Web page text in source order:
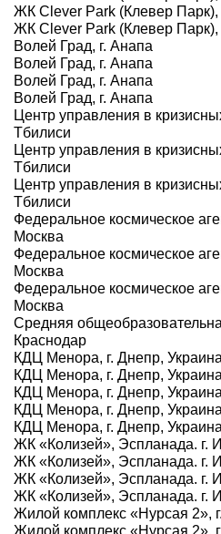
ЖК Clever Park (Клевер Парк),
ЖК Clever Park (Клевер Парк),
Волей Град, г. Анапа
Волей Град, г. Анапа
Волей Град, г. Анапа
Волей Град, г. Анапа
Центр управления в
Тбилиси
Центр управления в
Тбилиси
Центр управления в
Тбилиси
Федеральное космическое
Москва
Федеральное космическое
Москва
Федеральное космическое
Москва
Средняя
Краснодар
КДЦ Менора, г. Днепр, Украина
КДЦ Менора, г. Днепр, Украина
КДЦ Менора, г. Днепр, Украина
КДЦ Менора, г. Днепр, Украина
КДЦ Менора, г. Днепр, Украина
ЖК «Колизей», Эспланада. г.
ЖК «Колизей», Эспланада. г.
ЖК «Колизей», Эспланада. г.
ЖК «Колизей», Эспланада. г.
Жилой комплекс «Нурсая 2»,
Жилой комплекс «Нурсая 2»,